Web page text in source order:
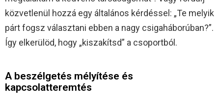
közvetlenül hozzá egy általános kérdéssel: „Te melyik
párt fogsz választani ebben a nagy csigaháborúban?”.
Így elkerülöd, hogy „kiszakítsd” a csoportból.
A beszélgetés mélyítése és
kapcsolatteremtés